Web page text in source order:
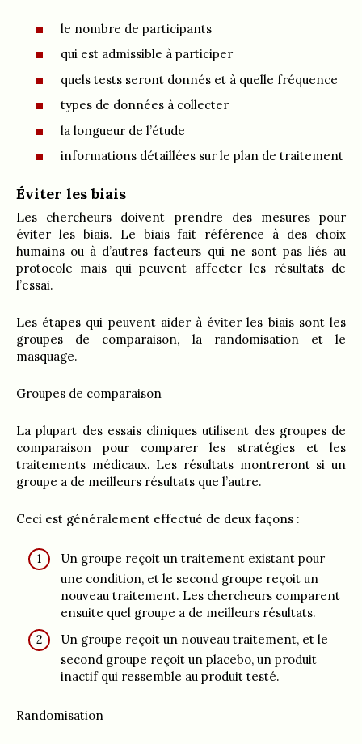
le nombre de participants
qui est admissible à participer
quels tests seront donnés et à quelle fréquence
types de données à collecter
la longueur de l’étude
informations détaillées sur le plan de traitement
Éviter les biais
Les chercheurs doivent prendre des mesures pour
éviter les biais. Le biais fait référence à des choix
humains ou à d’autres facteurs qui ne sont pas liés au
protocole mais qui peuvent affecter les résultats de
l’essai.
Les étapes qui peuvent aider à éviter les biais sont les
groupes de comparaison, la randomisation et le
masquage.
Groupes de comparaison
La plupart des essais cliniques utilisent des groupes de
comparaison pour comparer les stratégies et les
traitements médicaux. Les résultats montreront si un
groupe a de meilleurs résultats que l’autre.
Ceci est généralement effectué de deux façons :
Un groupe reçoit un traitement existant pour
une condition, et le second groupe reçoit un
nouveau traitement. Les chercheurs comparent
ensuite quel groupe a de meilleurs résultats.
Un groupe reçoit un nouveau traitement, et le
second groupe reçoit un placebo, un produit
inactif qui ressemble au produit testé.
Randomisation